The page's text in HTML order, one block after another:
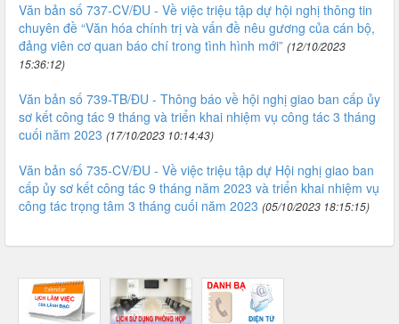
Văn bản số 737-CV/ĐU - Về việc triệu tập dự hội nghị thông tin
chuyên đề “Văn hóa chính trị và vấn đề nêu gương của cán bộ,
đảng viên cơ quan báo chí trong tình hình mới” (12/10/2023
15:36:12)
Văn bản số 739-TB/ĐU - Thông báo về hội nghị giao ban cấp ủy
sơ kết công tác 9 tháng và triển khai nhiệm vụ công tác 3 tháng
cuối năm 2023 (17/10/2023 10:14:43)
Văn bản số 735-CV/ĐU - Về việc triệu tập dự Hội nghị giao ban
cấp ủy sơ kết công tác 9 tháng năm 2023 và triển khai nhiệm vụ
công tác trọng tâm 3 tháng cuối năm 2023 (05/10/2023 18:15:15)